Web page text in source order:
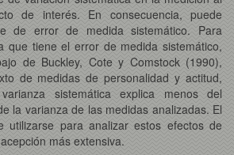
de interés. En consecuencia, puede
de error de medida sistemático. Para
que tiene el error de medida sistemático,
de Buckley, Cote y Comstock (1990),
de medidas de personalidad y actitud,
sistemática explica menos del
la varianza de las medidas analizadas. El
utilizarse para analizar estos efectos de
más extensiva.